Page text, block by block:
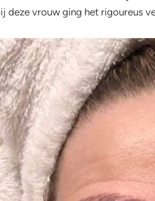
deze vrouw ging het rigoureus